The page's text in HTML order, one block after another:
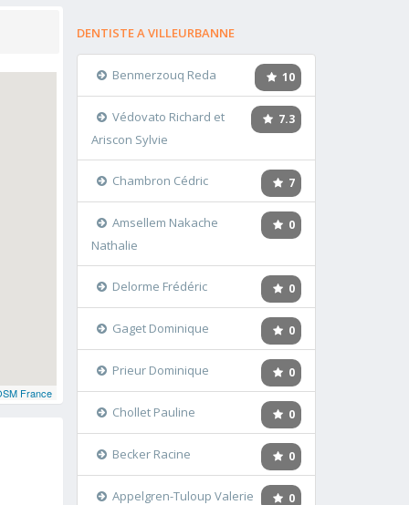
France
DENTISTE A VILLEURBANNE
10
Benmerzouq Reda
7.3
Védovato Richard et
Ariscon Sylvie
7
Chambron Cédric
0
Amsellem Nakache
Nathalie
0
Delorme Frédéric
0
Gaget Dominique
0
Prieur Dominique
0
Chollet Pauline
0
Becker Racine
0
Appelgren-Tuloup Valerie